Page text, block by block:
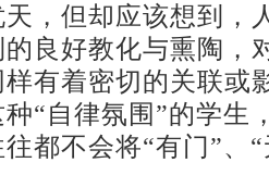
，但却应该想到，
良好教化与熏陶，
有着密切的关联或
“自律氛围”的学生
都不会将“有门”、